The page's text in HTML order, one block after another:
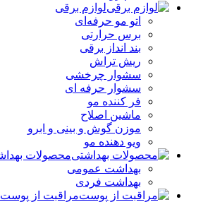
لوازم برقی
اتو مو حرفه‌ای
برس حرارتی
بند انداز برقی
ریش تراش
سشوار چرخشی
سشوار حرفه ای
فر کننده‌ مو
ماشین اصلاح
موزن گوش و بینی و ابرو
ویو دهنده مو
محصولات بهداشتی
بهداشت عمومی
بهداشت فردی
مراقبت از پوست